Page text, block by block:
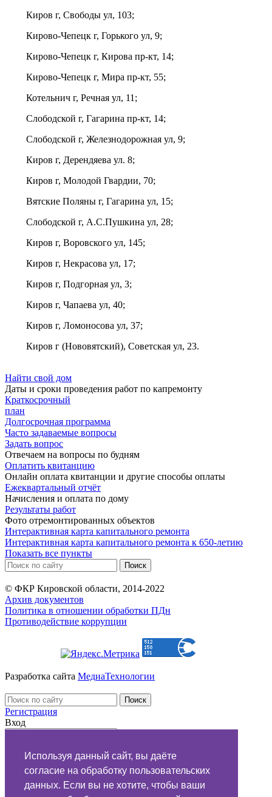
Используя данный сайт, вы даёте
согласие на обработку пользовательских
данных. Если вы не хотите, чтобы ваши
Киров г, Свободы ул, 103;
Кирово-Чепецк г, Горького ул, 9;
Кирово-Чепецк г, Кирова пр-кт, 14;
Кирово-Чепецк г, Мира пр-кт, 55;
Котельнич г, Речная ул, 11;
Слободской г, Гагарина пр-кт, 14;
Слободской г, Железнодорожная ул, 9;
Киров г, Дерендяева ул. 8;
Киров г, Молодой Гвардии, 70;
Вятские Поляны г, Гагарина ул, 15;
Слободской г, А.С.Пушкина ул, 28;
Киров г, Воровского ул, 145;
Киров г, Некрасова ул, 17;
Киров г, Подгорная ул, 3;
Киров г, Чапаева ул, 40;
Киров г, Ломоносова ул, 37;
Киров г (Нововятский), Советская ул, 23.
Найти свой дом
Даты и сроки проведения работ по капремонту
Краткосрочный
план
Долгосрочная программа
Часто задаваемые вопросы
Задать вопрос
Отвечаем на вопросы по будням
Оплатить квитанцию
Онлайн оплата квитанции и другие способы оплаты
Ежеквартальный отчёт
Начисления и оплата по дому
Результаты работ
Фото отремонтированных объектов
Интерактивная карта капитального ремонта
Интерактивная карта капитального ремонта к 650-летию
Показать все пункты
© ФКР Кировской области, 2014-2022
Архив документов
Политика в отношении обработки ПДн
Противодействие коррупции
Разработка сайта МедиаТехнологии
Регистрация
Вход
напомнить